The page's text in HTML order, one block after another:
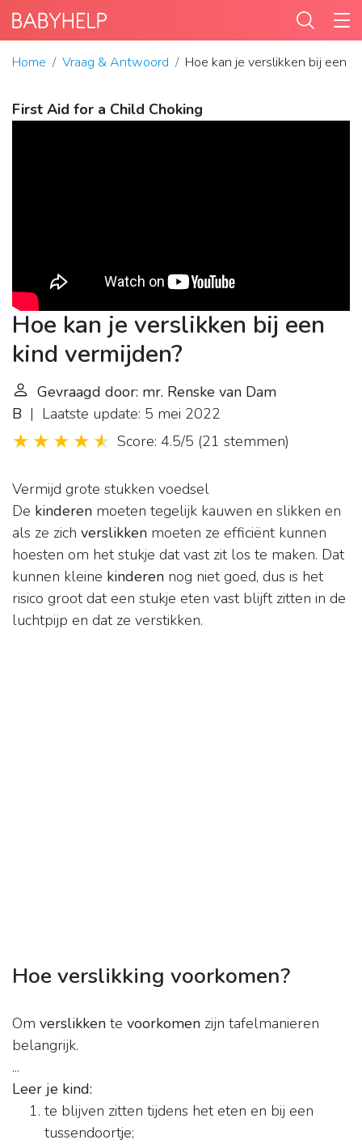
Home Vraag & Antwoord Hoe kan je verslikken bij een
First Aid for a Child Choking
Hoe kan je verslikken bij een
kind vermijden?
Gevraagd door: mr. Renske van Dam
B | Laatste update: 5 mei 2022
Score: 4.5/5 (21 stemmen)
Vermijd grote stukken voedsel
De kinderen moeten tegelijk kauwen en slikken en
als ze zich verslikken moeten ze efficiënt kunnen
hoesten om het stukje dat vast zit los te maken. Dat
kunnen kleine kinderen nog niet goed, dus is het
risico groot dat een stukje eten vast blijft zitten in de
luchtpijp en dat ze verstikken.
Hoe verslikking voorkomen?
Om verslikken te voorkomen zijn tafelmanieren
belangrijk.
...
Leer je kind:
te blijven zitten tijdens het eten en bij een
tussendoortje;